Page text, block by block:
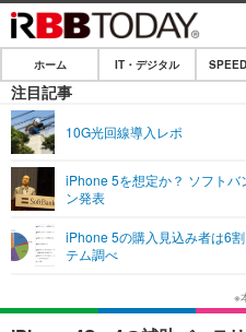
ホーム
IT・デジタル
ショッピング
SPEED TEST
エンタメ
エンタメTOP
ライフ
ライフTOP
リリース一覧
ホーム IT・デジタル
注目記事
10G光回線導入レポ
iPhone 5を想定か？ ソフトバ
ン発表
iPhone 5の購入見込み者は6
テム調べ